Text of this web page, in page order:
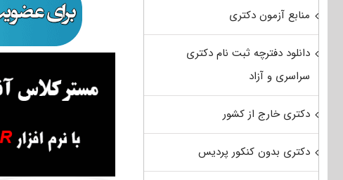
منابع آزمون دکتری
دانلود دفترچه ثبت نام دکتری
سراسری و آزاد
دکتری خارج از کشور
دکتری بدون کنکور پردیس